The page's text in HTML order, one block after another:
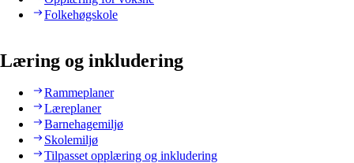
Folkehøgskole
Læring og inkludering
Rammeplaner
Læreplaner
Barnehagemiljø
Skolemiljø
Tilpasset opplæring og inkludering